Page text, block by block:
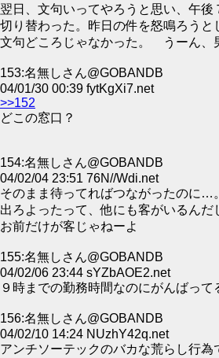
翌日、文句いってやろうと思い、午
切り替わった。昨日の件を怒鳴ろう
文句どころじゃなかった。 うーん、
153:名無しさん@GOBANDB
04/01/30 00:39 fytKgXi7.net
>>152
どこの窓口？
154:名無しさん@GOBANDB
04/02/04 23:51 76N//Wdi.net
そのまま待ってればつながったのに…。
出ろよったって、他にも客がいるんだ
お前だけが客じゃねーよ
155:名無しさん@GOBANDB
04/02/06 23:44 sYZbAOE2.net
９時までの勤務時間なのにがんばって
156:名無しさん@GOBANDB
04/02/10 14:24 NUzhY42q.net
アンチソーテックのバカな荒らし行為